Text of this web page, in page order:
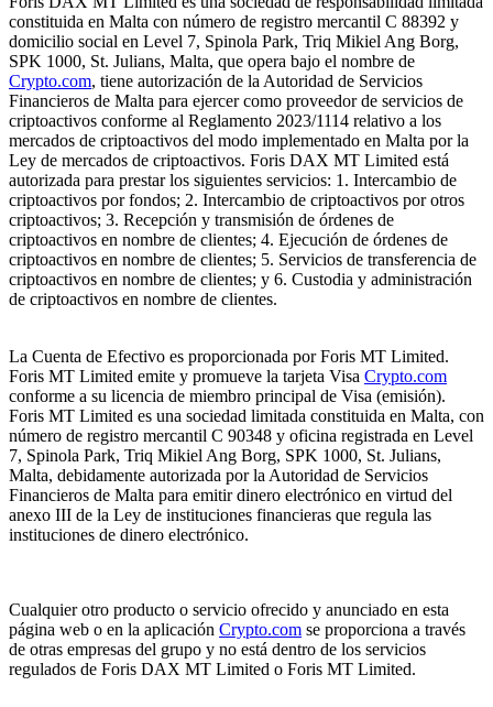
constituida en Malta con número de registro mercantil C 88392 y
domicilio social en Level 7, Spinola Park, Triq Mikiel Ang Borg,
SPK 1000, St. Julians, Malta, que opera bajo el nombre de
Crypto.com, tiene autorización de la Autoridad de Servicios
Financieros de Malta para ejercer como proveedor de servicios de
criptoactivos conforme al Reglamento 2023/1114 relativo a los
mercados de criptoactivos del modo implementado en Malta por la
Ley de mercados de criptoactivos. Foris DAX MT Limited está
autorizada para prestar los siguientes servicios: 1. Intercambio de
criptoactivos por fondos; 2. Intercambio de criptoactivos por otros
criptoactivos; 3. Recepción y transmisión de órdenes de
criptoactivos en nombre de clientes; 4. Ejecución de órdenes de
criptoactivos en nombre de clientes; 5. Servicios de transferencia de
criptoactivos en nombre de clientes; y 6. Custodia y administración
de criptoactivos en nombre de clientes.
La Cuenta de Efectivo es proporcionada por Foris MT Limited.
Foris MT Limited emite y promueve la tarjeta Visa Crypto.com
conforme a su licencia de miembro principal de Visa (emisión).
Foris MT Limited es una sociedad limitada constituida en Malta, con
número de registro mercantil C 90348 y oficina registrada en Level
7, Spinola Park, Triq Mikiel Ang Borg, SPK 1000, St. Julians,
Malta, debidamente autorizada por la Autoridad de Servicios
Financieros de Malta para emitir dinero electrónico en virtud del
anexo III de la Ley de instituciones financieras que regula las
instituciones de dinero electrónico.
Cualquier otro producto o servicio ofrecido y anunciado en esta
página web o en la aplicación Crypto.com se proporciona a través
de otras empresas del grupo y no está dentro de los servicios
regulados de Foris DAX MT Limited o Foris MT Limited.